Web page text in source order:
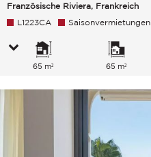
Französische Riviera, Frankreich
L1223CA Saisonvermietungen
65 m² 65 m²